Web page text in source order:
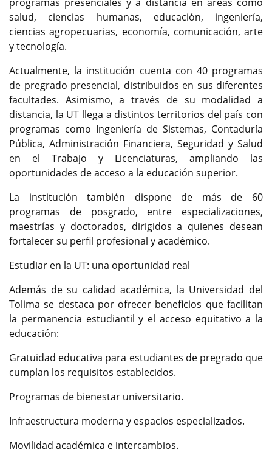
salud, ciencias humanas, educación, ingeniería,
ciencias agropecuarias, economía, comunicación, arte
y tecnología.
Actualmente, la institución cuenta con 40 programas
de pregrado presencial, distribuidos en sus diferentes
facultades. Asimismo, a través de su modalidad a
distancia, la UT llega a distintos territorios del país con
programas como Ingeniería de Sistemas, Contaduría
Pública, Administración Financiera, Seguridad y Salud
en el Trabajo y Licenciaturas, ampliando las
oportunidades de acceso a la educación superior.
La institución también dispone de más de 60
programas de posgrado, entre especializaciones,
maestrías y doctorados, dirigidos a quienes desean
fortalecer su perfil profesional y académico.
Estudiar en la UT: una oportunidad real
Además de su calidad académica, la Universidad del
Tolima se destaca por ofrecer beneficios que facilitan
la permanencia estudiantil y el acceso equitativo a la
educación:
Gratuidad educativa para estudiantes de pregrado que
cumplan los requisitos establecidos.
Programas de bienestar universitario.
Infraestructura moderna y espacios especializados.
Movilidad académica e intercambios.